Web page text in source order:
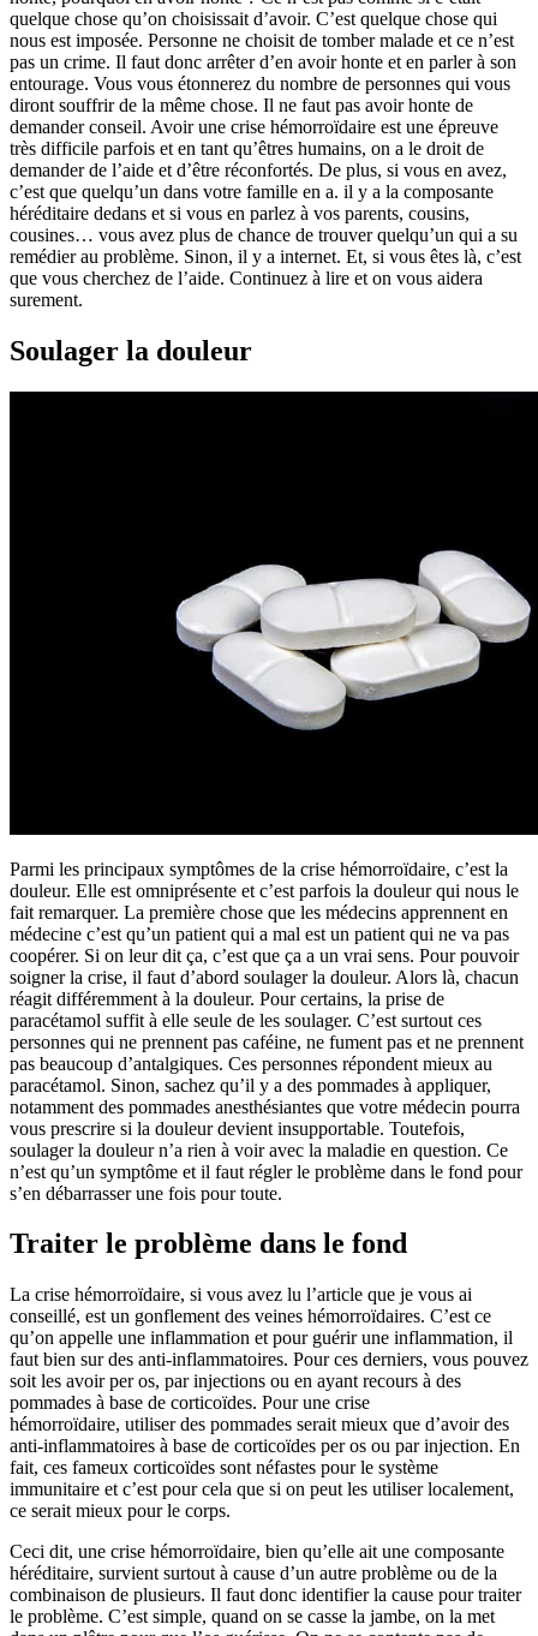
quelque chose qu’on choisissait d’avoir. C’est quelque chose qui
nous est imposée. Personne ne choisit de tomber malade et ce n’est
pas un crime. Il faut donc arrêter d’en avoir honte et en parler à son
entourage. Vous vous étonnerez du nombre de personnes qui vous
diront souffrir de la même chose. Il ne faut pas avoir honte de
demander conseil. Avoir une crise hémorroïdaire est une épreuve
très difficile parfois et en tant qu’êtres humains, on a le droit de
demander de l’aide et d’être réconfortés. De plus, si vous en avez,
c’est que quelqu’un dans votre famille en a. il y a la composante
héréditaire dedans et si vous en parlez à vos parents, cousins,
cousines… vous avez plus de chance de trouver quelqu’un qui a su
remédier au problème. Sinon, il y a internet. Et, si vous êtes là, c’est
que vous cherchez de l’aide. Continuez à lire et on vous aidera
surement.
Soulager la douleur
Parmi les principaux symptômes de la crise hémorroïdaire, c’est la
douleur. Elle est omniprésente et c’est parfois la douleur qui nous le
fait remarquer. La première chose que les médecins apprennent en
médecine c’est qu’un patient qui a mal est un patient qui ne va pas
coopérer. Si on leur dit ça, c’est que ça a un vrai sens. Pour pouvoir
soigner la crise, il faut d’abord soulager la douleur. Alors là, chacun
réagit différemment à la douleur. Pour certains, la prise de
paracétamol suffit à elle seule de les soulager. C’est surtout ces
personnes qui ne prennent pas caféine, ne fument pas et ne prennent
pas beaucoup d’antalgiques. Ces personnes répondent mieux au
paracétamol. Sinon, sachez qu’il y a des pommades à appliquer,
notamment des pommades anesthésiantes que votre médecin pourra
vous prescrire si la douleur devient insupportable. Toutefois,
soulager la douleur n’a rien à voir avec la maladie en question. Ce
n’est qu’un symptôme et il faut régler le problème dans le fond pour
s’en débarrasser une fois pour toute.
Traiter le problème dans le fond
La crise hémorroïdaire, si vous avez lu l’article que je vous ai
conseillé, est un gonflement des veines hémorroïdaires. C’est ce
qu’on appelle une inflammation et pour guérir une inflammation, il
faut bien sur des anti-inflammatoires. Pour ces derniers, vous pouvez
soit les avoir per os, par injections ou en ayant recours à des
pommades à base de corticoïdes. Pour une crise
hémorroïdaire, utiliser des pommades serait mieux que d’avoir des
anti-inflammatoires à base de corticoïdes per os ou par injection. En
fait, ces fameux corticoïdes sont néfastes pour le système
immunitaire et c’est pour cela que si on peut les utiliser localement,
ce serait mieux pour le corps.
Ceci dit, une crise hémorroïdaire, bien qu’elle ait une composante
héréditaire, survient surtout à cause d’un autre problème ou de la
combinaison de plusieurs. Il faut donc identifier la cause pour traiter
le problème. C’est simple, quand on se casse la jambe, on la met